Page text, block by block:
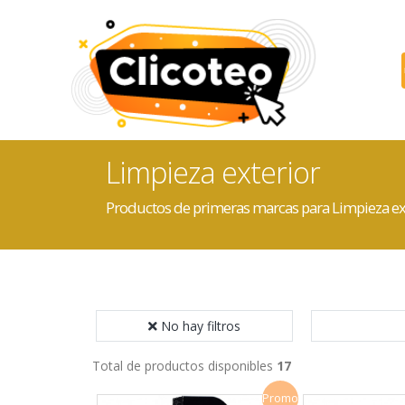
Limpieza exterior
Productos de primeras marcas para Limpieza
No hay filtros
Total de productos disponibles 17
Promo